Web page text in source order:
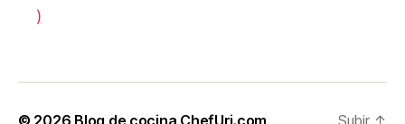
)
© 2026 Blog de cocina ChefUri.com Subir ↑